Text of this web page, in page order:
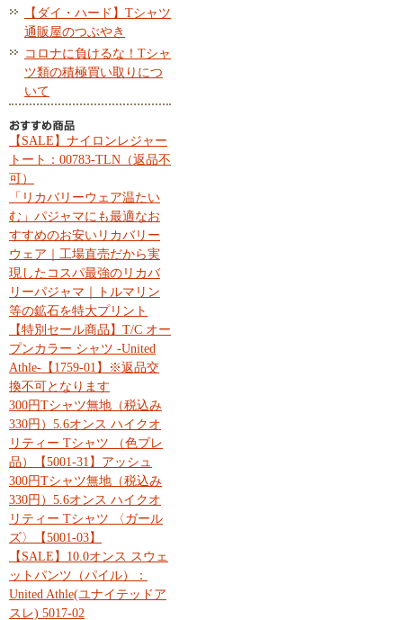
【ダイ・ハード】Tシャツ
通販屋のつぶやき
コロナに負けるな！Tシャ
ツ類の積極買い取りにつ
いて
【SALE】ナイロンレジャー
トート：00783-TLN（返品不
可）
「リカバリーウェア温たい
む」パジャマにも最適なお
すすめのお安いリカバリー
ウェア｜工場直売だから実
現したコスパ最強のリカバ
リーパジャマ｜トルマリン
等の鉱石を特大プリント
【特別セール商品】T/C オー
プンカラー シャツ -United
Athle-【1759-01】※返品交
換不可となります
300円Tシャツ無地（税込み
330円）5.6オンス ハイクオ
リティー Tシャツ （色ブレ
品）【5001-31】アッシュ
300円Tシャツ無地（税込み
330円）5.6オンス ハイクオ
リティー Tシャツ 〈ガール
ズ〉【5001-03】
【SALE】10.0オンス スウェ
ットパンツ（パイル）：
United Athle(ユナイテッドア
スレ) 5017-02